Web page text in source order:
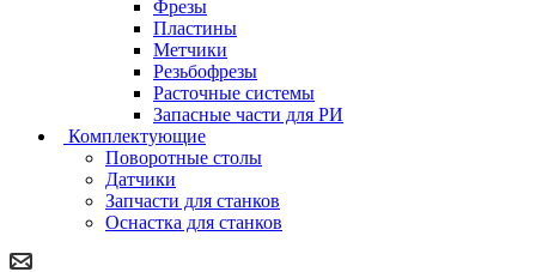
Фрезы
Пластины
Метчики
Резьбофрезы
Расточные системы
Запасные части для РИ
Комплектующие
Поворотные столы
Датчики
Запчасти для станков
Оснастка для станков